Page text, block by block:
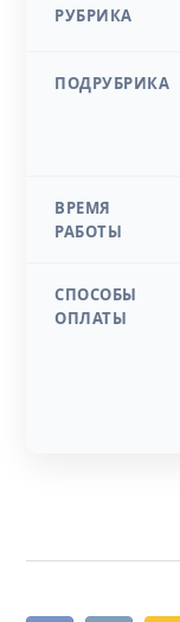
РУБРИКА
ПОДРУБРИКА
ВРЕМЯ
РАБОТЫ
СПОСОБЫ
ОПЛАТЫ